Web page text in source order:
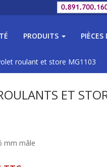
PRODUITS PIÈCES
roulant et store MG1103
ET
mm mâle